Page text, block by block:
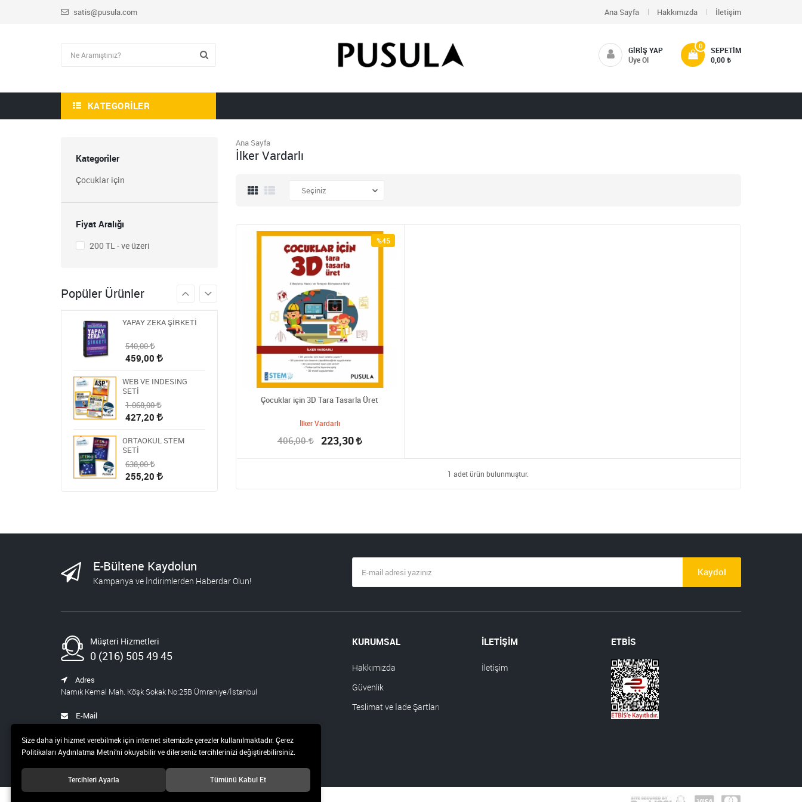
satis@pusula.com Ana Sayfa Hakkımızda İletişim
SEPETIM
0
0,00
GIRIŞ YAP
Üye Ol
KATEGORILER
Kategoriler
Çocuklar için
Fiyat Aralığı
200 TL - ve üzeri
Popüler Ürünler
STEM ÖĞRETMEN
986,00
394,40
YAPAY ZEKA ŞİRKETİ
540,00
459,00
WEB VE INDESING
SETİ
1.068,00
427,20
ORTAOKUL STEM
SETİ
638,00
255,20
723,60
SETİ
1.430,00
986,00
394,40
WEB VE INDESING
SETİ
1.068,00
427,20
ORTAOKUL STEM
Ana Sayfa
İlker Vardarlı
Çocuklar için 3D Tara Tasarla Üret
İlker Vardarlı
406,00 223,30
%45
1 adet ürün bulunmuştur.
E-Bültene Kaydolun
Kampanya ve İndirimlerden Haberdar Olun!
Kaydol
Müşteri Hizmetleri
0 (216) 505 49 45
Adres
Namık Kemal Mah. Köşk Sokak No:25B Ümraniye/İstanbul
E-Mail
satis@pusula.com
KURUMSAL
Hakkımızda
Güvenlik
Teslimat ve İade Şartları
İLETİŞİM
İletişim
ETBİS
Size daha iyi hizmet verebilmek için internet sitemizde çerezler kullanılmaktadır. Çerez
Politikaları Aydınlatma Metni’ni okuyabilir ve dilerseniz tercihlerinizi değiştirebilirsiniz.
Tercihleri Ayarla Tümünü Kabul Et